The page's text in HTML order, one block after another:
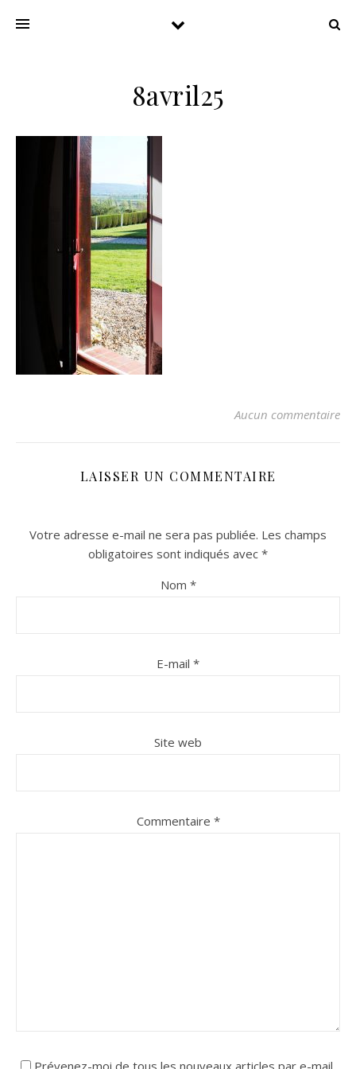
sur Instagram
sur Instagram
8avril25
Aucun commentaire
LAISSER UN COMMENTAIRE
Votre adresse e-mail ne sera pas publiée. Les champs
obligatoires sont indiqués avec *
Nom *
E-mail *
Site web
Commentaire *
Prévenez-moi de tous les nouveaux articles par e-mail.